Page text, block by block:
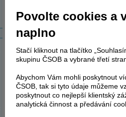
Povolte cookies a
naplno
Stačí kliknout na tlačítko
skupinu ČSOB a vybrané třetí
Abychom Vám mohli poskytnout
ČSOB, tak si tyto údaje můžeme
poskytnout co nejlepší klientský
analytická činnost a předávání